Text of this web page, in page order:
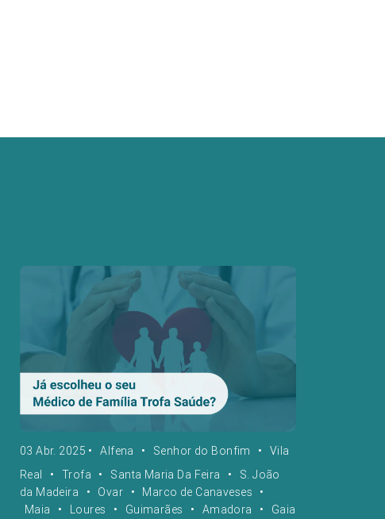
03 Abr. 2025 • Alfena • Senhor do Bonfim •
Vila
Real
• Trofa • Santa Maria Da Feira •
S. João
da Madeira
• Ovar • Marco de Canaveses
•
Maia
• Loures • Guimarães • Amadora •
Gaia